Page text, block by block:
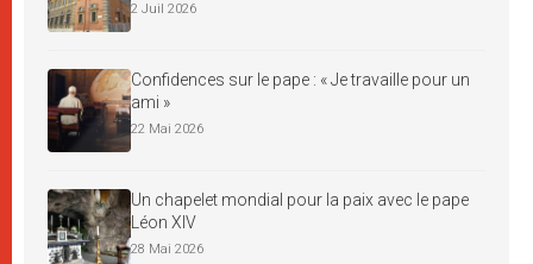
2 Juil 2026
Confidences sur le pape : « Je travaille pour un
ami »
22 Mai 2026
Un chapelet mondial pour la paix avec le pape
Léon XIV
28 Mai 2026